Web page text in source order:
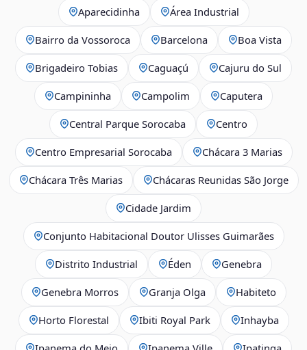
Aparecidinha Área Industrial
Bairro da Vossoroca Barcelona Boa Vista
Brigadeiro Tobias Caguaçú Cajuru do Sul
Campininha Campolim Caputera
Central Parque Sorocaba Centro
Centro Empresarial Sorocaba Chácara 3 Marias
Chácara Três Marias Chácaras Reunidas São Jorge
Cidade Jardim
Conjunto Habitacional Doutor Ulisses Guimarães
Distrito Industrial Éden Genebra
Genebra Morros Granja Olga Habiteto
Horto Florestal Ibiti Royal Park Inhayba